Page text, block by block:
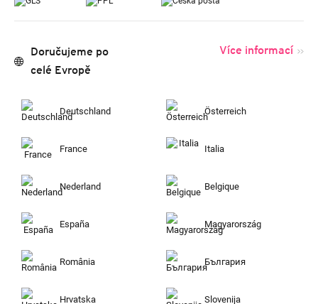
Doručujeme po
celé Evropě
Více informací
Deutschland Österreich
France Italia
Nederland Belgique
España Magyarország
România България
Hrvatska Slovenija